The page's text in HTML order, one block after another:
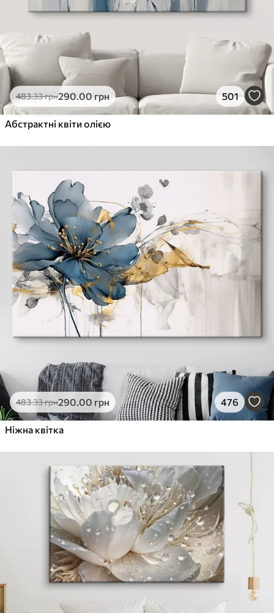
483.33грн290.00грн 501
Абстрактні квіти олією
483.33грн290.00 грн 476
Ніжна квітка